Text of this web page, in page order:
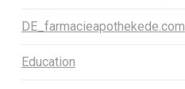
DE_farmacieapothekede.com
Education